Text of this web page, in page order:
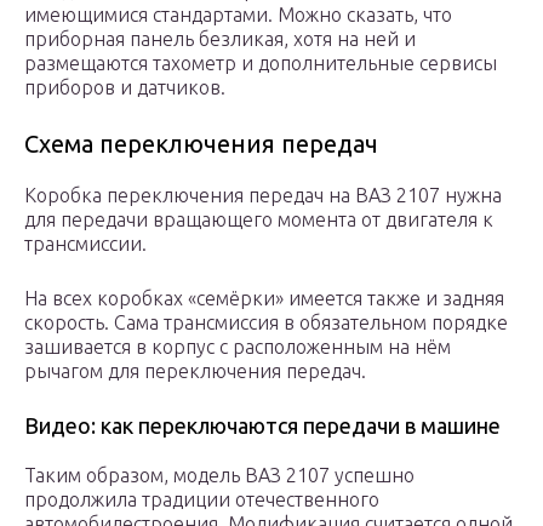
имеющимися стандартами. Можно сказать, что
приборная панель безликая, хотя на ней и
размещаются тахометр и дополнительные сервисы
приборов и датчиков.
Схема переключения передач
Коробка переключения передач на ВАЗ 2107 нужна
для передачи вращающего момента от двигателя к
трансмиссии.
На всех коробках «семёрки» имеется также и задняя
скорость. Сама трансмиссия в обязательном порядке
зашивается в корпус с расположенным на нём
рычагом для переключения передач.
Видео: как переключаются передачи в машине
Таким образом, модель ВАЗ 2107 успешно
продолжила традиции отечественного